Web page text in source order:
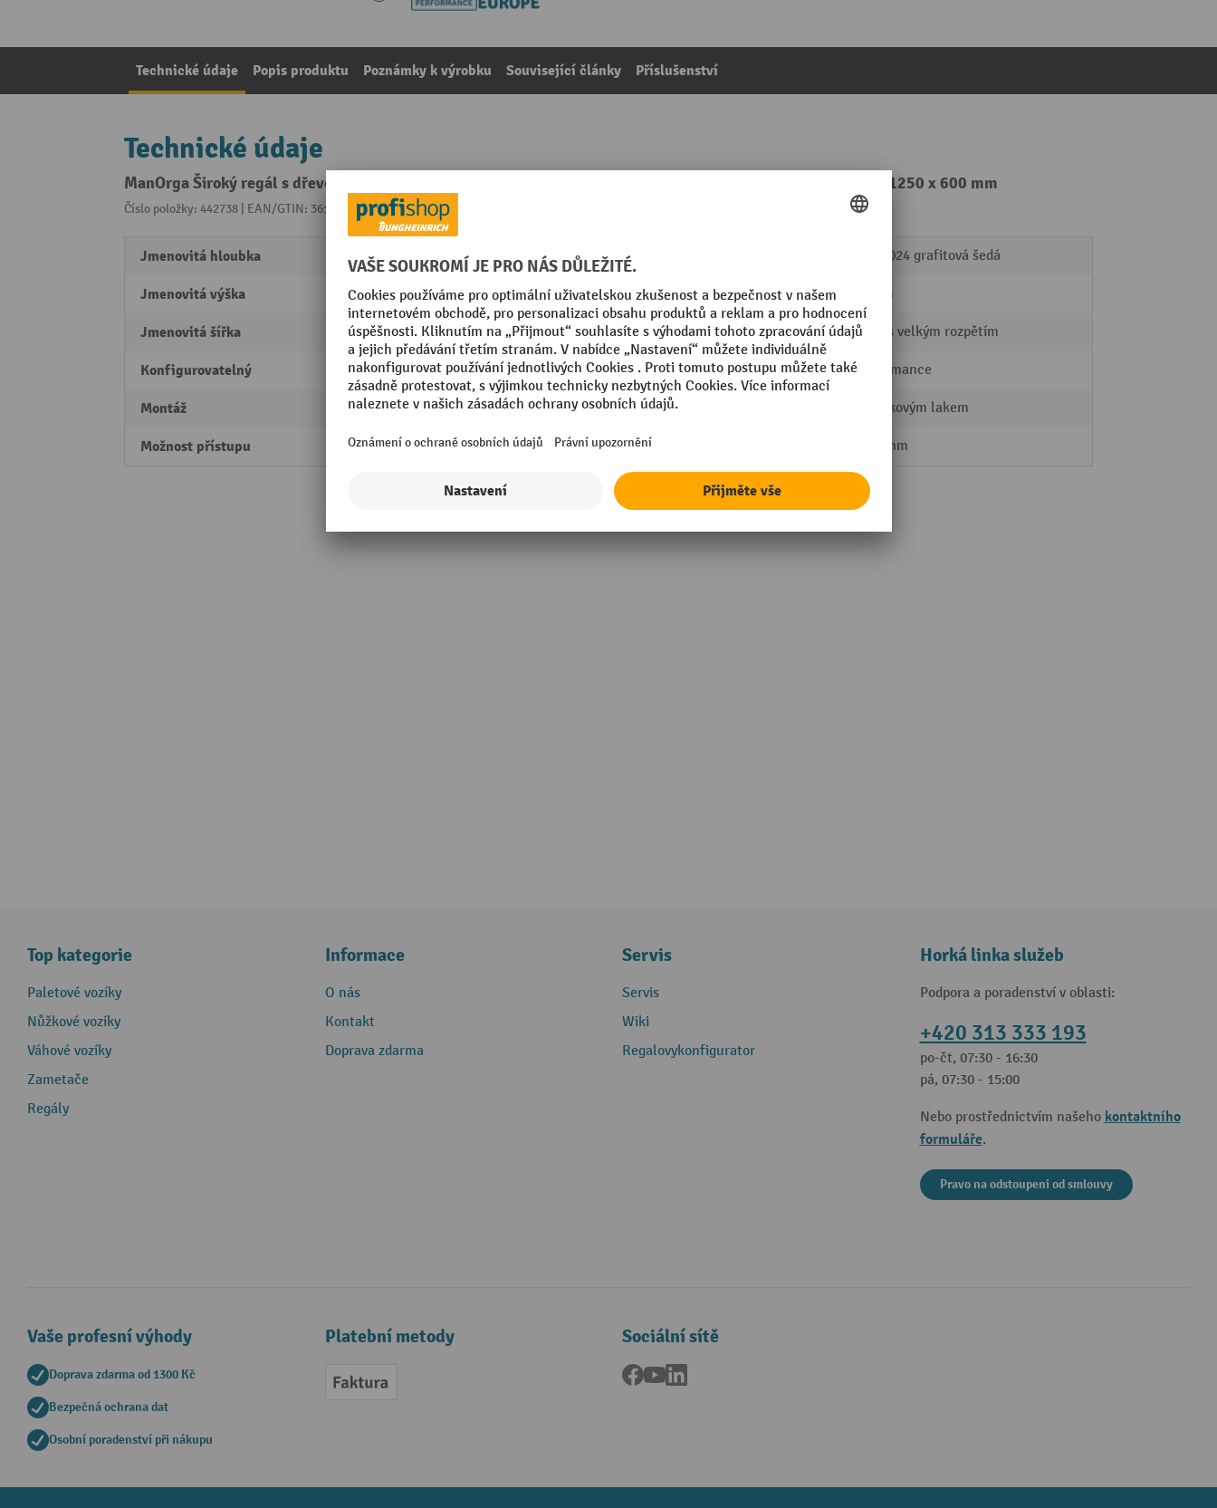
Technické údaje Popis produktu Poznámky k výrobku Související články Příslušenství
Technické údaje
ManOrga Široký regál s dřevotřískovými deskami, přídavné pole, grafitová šedá / světle šedá, VxŠxH 2000 x 1250 x 600 mm
Číslo položky: 442738 | EAN/GTIN: 3612971235311Z kategorie:
Jmenovitá hloubka 600 mm
Jmenovitá výška 2000 mm
Jmenovitá šířka 1250 mm
Konfigurovatelný Ano
Montáž montáž zastrčením
Možnost přístupu dvoustranný
RAL barva stojin RAL 7024 grafitová šedá
Rastr otvorů 50 mm
Regál, typl regál s velkým rozpětím
Segmentu Performance
Stojany, povrch s práškovým lakem
Vnější rozměr délka 2000 mm
Zobrazit všechny technické údaje
Top kategorie
Paletové vozíky
Nůžkové vozíky
Váhové vozíky
Zametače
Regály
Informace
O nás
Kontakt
Doprava zdarma
Servis
Servis
Wiki
Regalovykonfigurator
Horká linka služeb
Podpora a poradenství v oblasti:
+420 313 333 193
po-čt, 07:30 - 16:30
pá, 07:30 - 15:00
Nebo prostřednictvím našeho kontaktního
formuláře.
Pravo na odstoupeni od smlouvy
Vaše profesní výhody
Doprava zdarma od 1300 Kč
Bezpečná ochrana dat
Osobní poradenství při nákupu
Platební metody
Faktura
Sociální sítě
Facebook
YouTube